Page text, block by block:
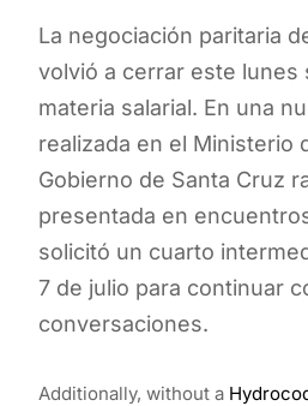
La negociación paritaria
volvió a cerrar este lunes
materia salarial. En una
realizada en el Ministerio
Gobierno de Santa Cruz
presentada en
solicitó un cuarto
7 de julio para continuar
conversaciones.
Additionally, without a